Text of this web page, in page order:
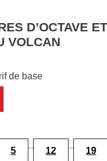
D’OCTAVE
VOLCAN
de base
5 ... 12 ... 19